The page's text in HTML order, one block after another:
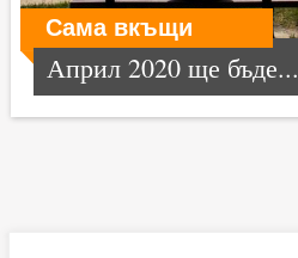
Сама вкъщи
Април 2020 ще бъде...